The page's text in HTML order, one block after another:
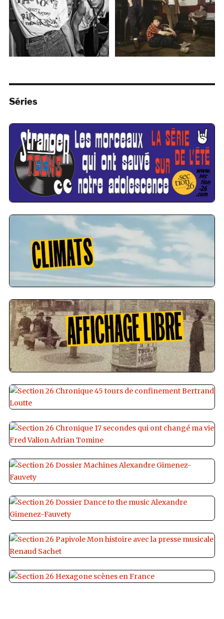
Séries